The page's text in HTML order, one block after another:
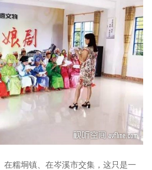
在糯垌镇、在岑溪市交集，这只是一